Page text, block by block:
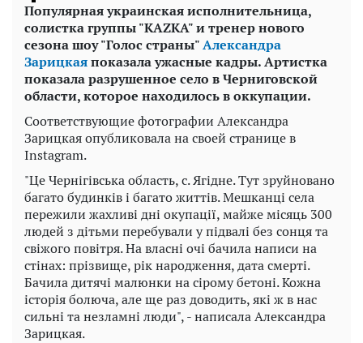
Популярная украинская исполнительница,
солистка группы "KAZKA" и тренер нового
сезона шоу "Голос страны"Александра
Зарицкаяпоказала ужасные кадры. Артистка
показала разрушенное село в Черниговской
области, которое находилось в оккупации.
Соответствующие фотографии Александра
Зарицкая опубликовала на своей странице в
Instagram.
"Це Чернігівська область, с. Ягідне. Тут зруйновано
багато будинків і багато життів. Мешканці села
пережили жахливі дні окупації, майже місяць 300
людей з дітьми перебували у підвалі без сонця та
свіжого повітря. На власні очі бачила написи на
стінах: прізвище, рік народження, дата смерті.
Бачила дитячі малюнки на сірому бетоні. Кожна
історія болюча, але ще раз доводить, які ж в нас
сильні та незламні люди", - написала Александра
Зарицкая.